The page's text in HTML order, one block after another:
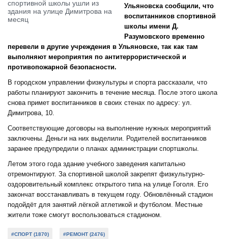
Ульяновска сообщили, что
воспитанников спортивной
школы имени Д.
Разумовского временно
перевели в другие учреждения в Ульяновске, так как там
выполняют мероприятия по антитеррористической и
противопожарной безопасности.
В городском управлении физкультуры и спорта рассказали, что
работы планируют закончить в течение месяца. После этого школа
снова примет воспитанников в своих стенах по адресу: ул.
Димитрова, 10.
Соответствующие договоры на выполнение нужных мероприятий
заключены. Деньги на них выделили. Родителей воспитанников
заранее предупредили о планах администрации спортшколы.
Летом этого года здание учебного заведения капитально
отремонтируют. За спортивной школой закрепят физкультурно-
оздоровительный комплекс открытого типа на улице Гоголя. Его
закончат восстанавливать в текущем году. Обновлённый стадион
подойдёт для занятий лёгкой атлетикой и футболом. Местные
жители тоже смогут воспользоваться стадионом.
#СПОРТ (1870) #РЕМОНТ (2476)